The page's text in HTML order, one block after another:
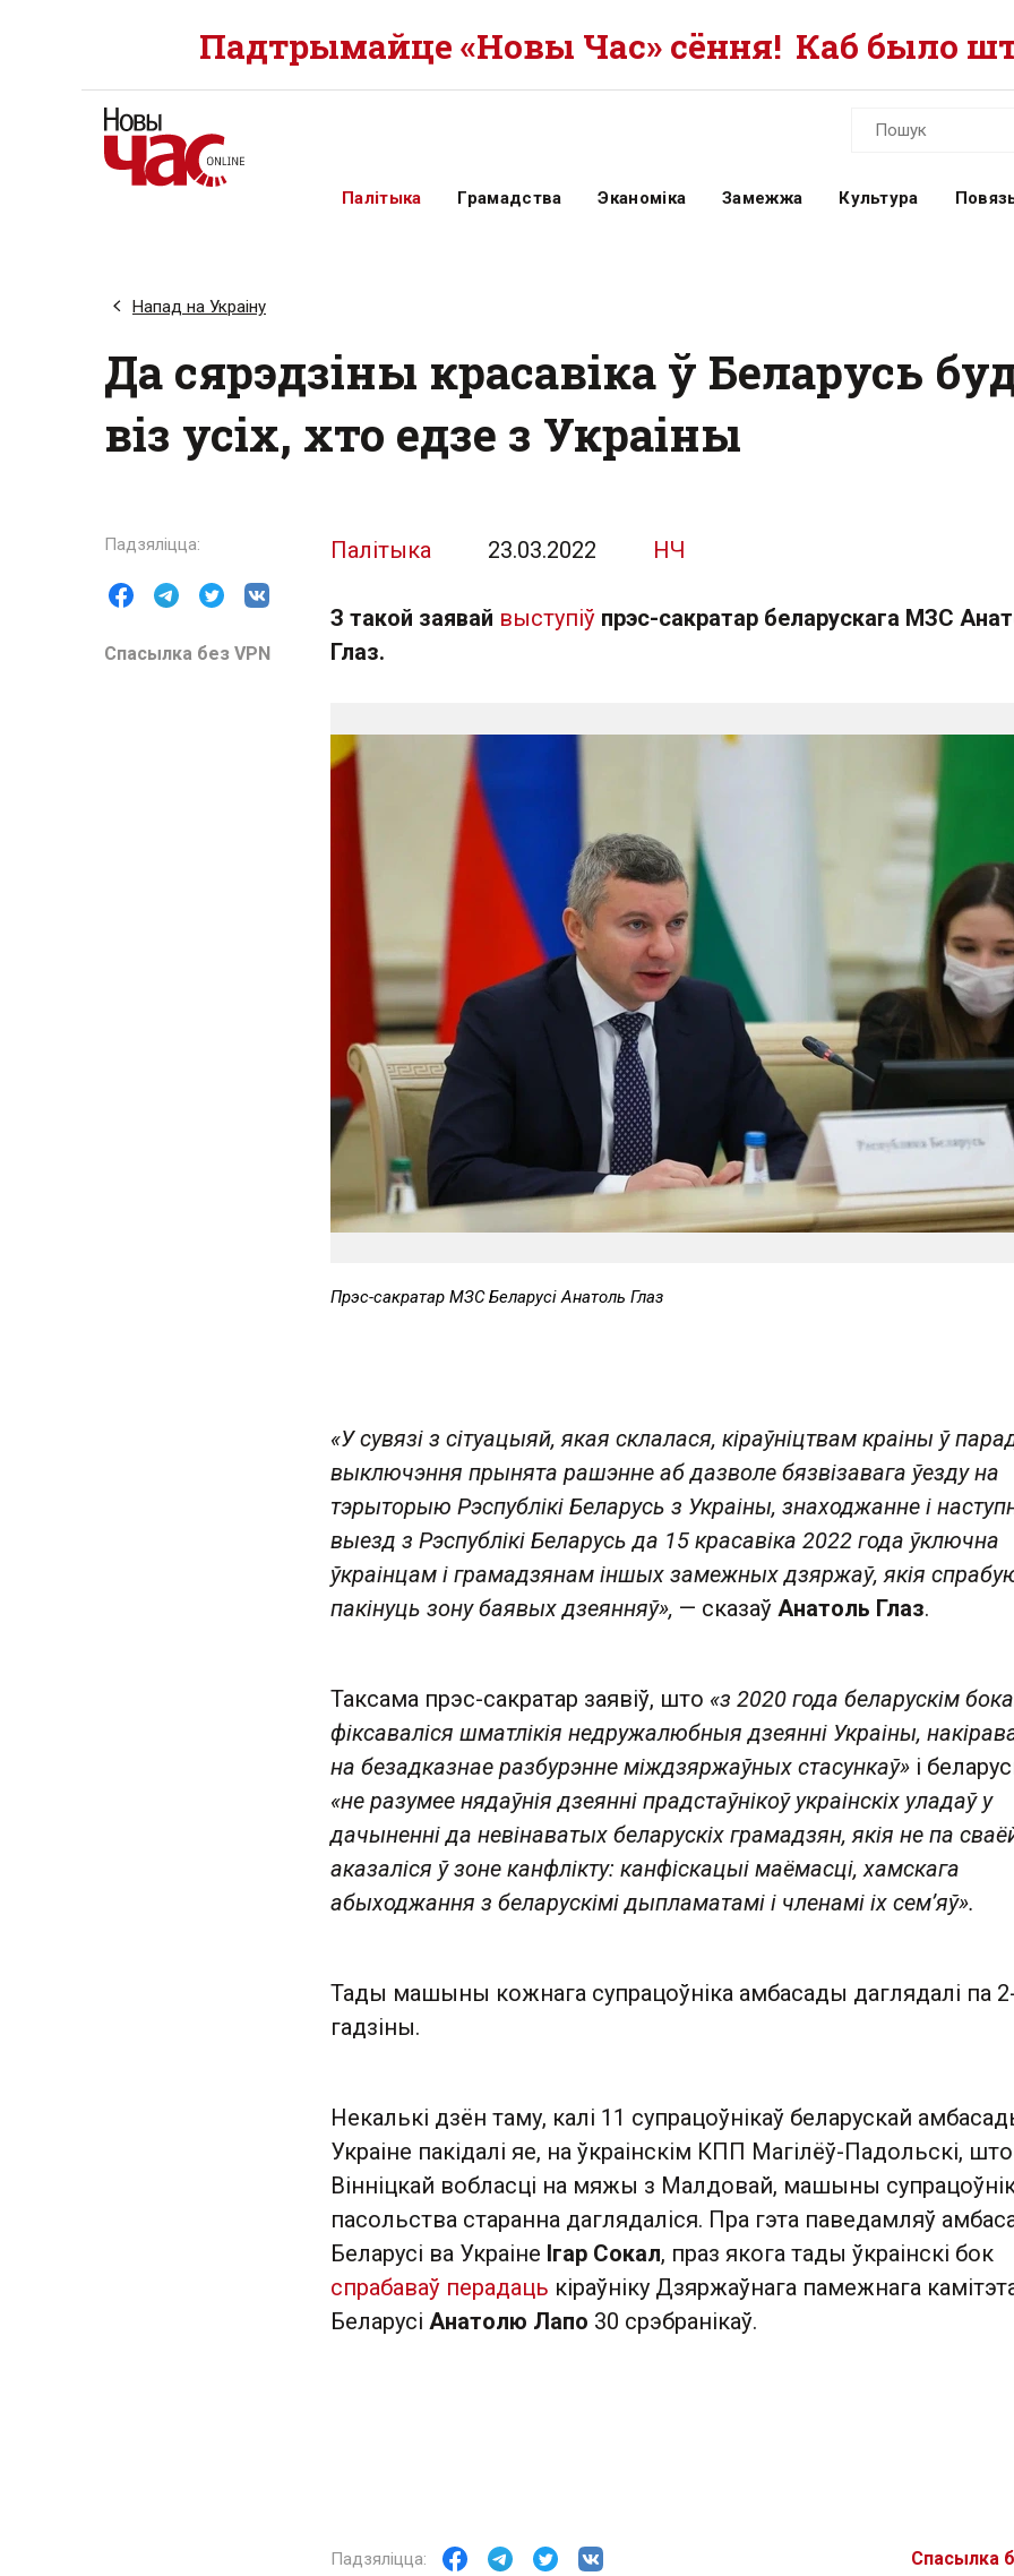
Падтрымайце «Новы Час» сёння! Каб было
Палітыка Грамадства Эканоміка Замежжа Культура
Напад на Украіну
Да сярэдзіны красавіка ў Беларусь
віз усіх, хто едзе з Украіны
Спасылка без VPN
Палітыка 23.03.2022 НЧ
З такой заявай выступіў прэс-сакратар беларускага МЗС
Глаз.
Прэс-сакратар МЗС Беларусі Анатоль Глаз
«У сувязі з сітуацыяй, якая склалася, кіраўніцтвам краіны ў
выключэння прынята рашэнне аб дазволе бязвізавага ўезду на
тэрыторыю Рэспублікі Беларусь з Украіны, знаходжанне і
выезд з Рэспублікі Беларусь да 15 красавіка 2022 года ўключна
ўкраінцам і грамадзянам іншых замежных дзяржаў, якія
пакінуць зону баявых дзеянняў», — сказаў Анатоль Глаз.
Таксама прэс-сакратар заявіў, што «з 2020 года беларускім
фіксаваліся шматлікія недружалюбныя дзеянні Украіны,
на безадказнае разбурэнне міждзяржаўных стасункаў» і
«не разумее нядаўнія дзеянні прадстаўнікоў украінскіх уладаў у
дачыненні да невінаватых беларускіх грамадзян, якія не па
аказаліся ў зоне канфлікту: канфіскацыі маёмасці, хамскага
абыходжання з беларускімі дыпламатамі і членамі іх сем’яў».
Тады машыны кожнага супрацоўніка амбасады даглядалі па
гадзіны.
Некалькі дзён таму, калі 11 супрацоўнікаў беларускай
Украіне пакідалі яе, на ўкраінскім КПП Магілёў-Падольскі,
Вінніцкай вобласці на мяжы з Малдовай, машыны
пасольства старанна даглядаліся. Пра гэта паведамляў
Беларусі ва Украіне Ігар Сокал, праз якога тады ўкраінскі бок
спрабаваў перадаць кіраўніку Дзяржаўнага памежнага
Беларусі Анатолю Лапо 30 срэбранікаў.
Спасылка